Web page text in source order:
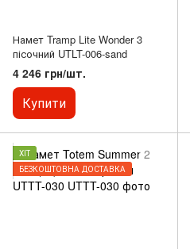
Намет Tramp Lite Wonder 3
пісочний UTLT-006-sand
4 246 грн/шт.
Купити
ХІТ
БЕЗКОШТОВНА ДОСТАВКА